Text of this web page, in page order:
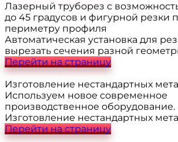
Лазерный труборез с
до 45 градусов и фигурной резки
периметру профиля
Автоматическая установка для
вырезать сечения разной
Перейти на страницу
Изготовление нестандартных
Используем новое современное
производственное оборудование.
Изготовление нестандартных
Перейти на страницу